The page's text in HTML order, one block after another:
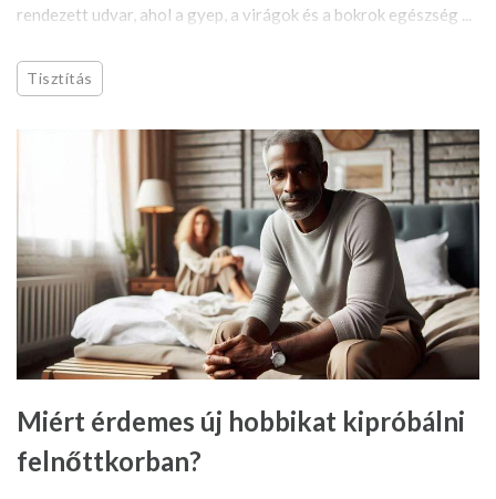
rendezett udvar, ahol a gyep, a virágok és a bokrok egészség ...
Tisztítás
Miért érdemes új hobbikat kipróbálni
felnőttkorban?